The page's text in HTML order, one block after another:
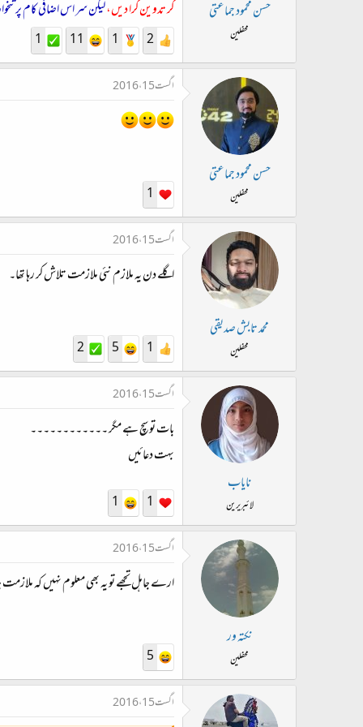
حسن محمود جماعتی
محفلین
کر تدوین کرا دیں،لیکن سر اس اضافی کام پر
2
1
11
1
حسن محمود جماعتی
محفلین
اگست 15، 2016
1
محمد تابش صدیقی
محفلین
اگست 15، 2016
اگلے دن یہ ملازم نئی ملازمت تلاش کر رہا تھا۔
1
5
2
نایاب
لائبریرین
اگست 15، 2016
بات تو سچ ہے مگر ۔۔۔۔۔۔۔۔۔۔۔۔
بہت دعائیں
1
1
نکتہ ور
محفلین
اگست 15، 2016
ارے جاہل تجھے تو یہ بھی معلوم نہیں کہ
5
اگست 15، 2016